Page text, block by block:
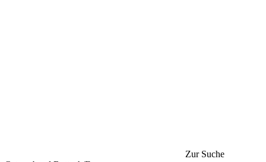
Zur Suche